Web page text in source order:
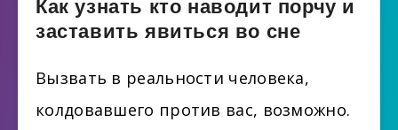
Как узнать кто наводит порчу и
заставить явиться во сне
Вызвать в реальности человека,
колдовавшего против вас, возможно.